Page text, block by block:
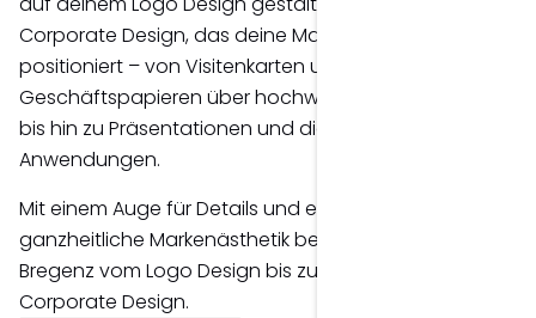
Corporate Design, das deine Marke klar in Voralberg
positioniert – von Visitenkarten und
Geschäftspapieren über hochwertige Drucksorten
bis hin zu Präsentationen und digitalen
Anwendungen.
Mit einem Auge für Details und einem Verständnis für
ganzheitliche Markenästhetik begleite ich dich in
Bregenz vom Logo Design bis zum vollständigen
Corporate Design.